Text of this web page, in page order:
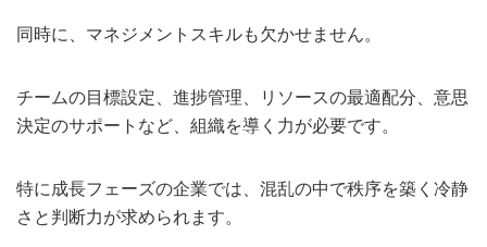
同時に、マネジメントスキルも欠かせません。
チームの目標設定、進捗管理、リソースの最適配分、意思
決定のサポートなど、組織を導く力が必要です。
特に成長フェーズの企業では、混乱の中で秩序を築く冷静
さと判断力が求められます。